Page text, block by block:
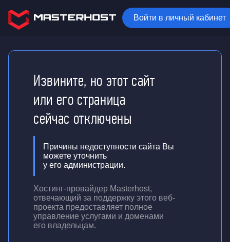
Войти в личный кабинет
Извините, но этот сайт
или его страница
сейчас отключены
Причины недоступности сайта Вы
можете уточнить
у его администрации.
Хостинг-провайдер Masterhost,
отвечающий за поддержку этого веб-
проекта предоставляет полное
управление услугами и доменами
его владельцам.